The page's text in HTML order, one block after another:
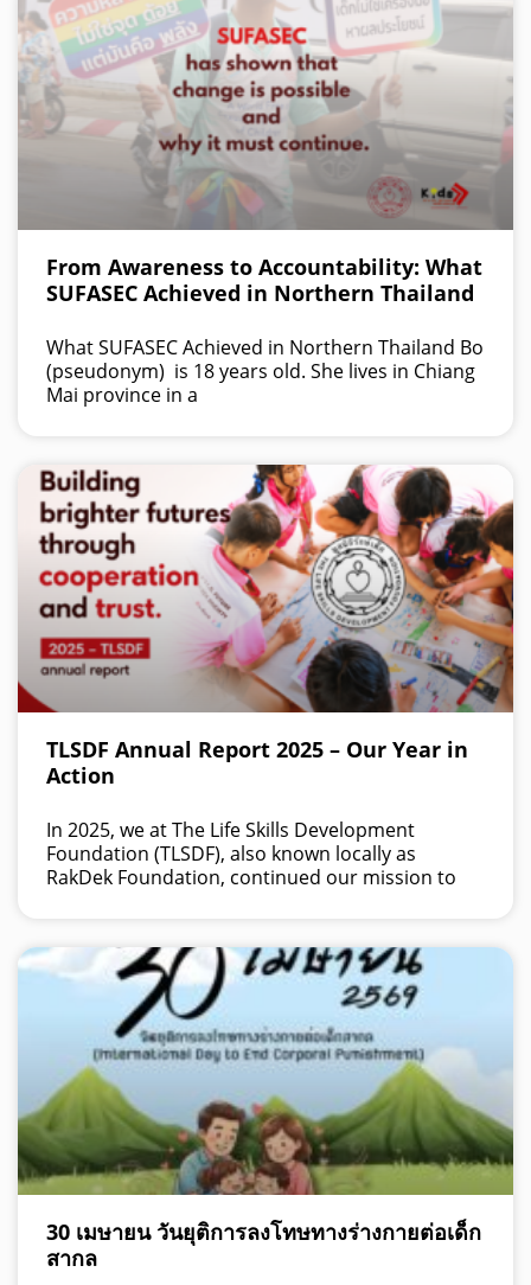
From Awareness to Accountability: What
SUFASEC Achieved in Northern Thailand
What SUFASEC Achieved in Northern Thailand Bo
(pseudonym) is 18 years old. She lives in Chiang
Mai province in a
TLSDF Annual Report 2025 – Our Year in
Action
In 2025, we at The Life Skills Development
Foundation (TLSDF), also known locally as
RakDek Foundation, continued our mission to
30 เมษายน วันยุติการลงโทษทางร่างกายต่อเด็ก
สากล